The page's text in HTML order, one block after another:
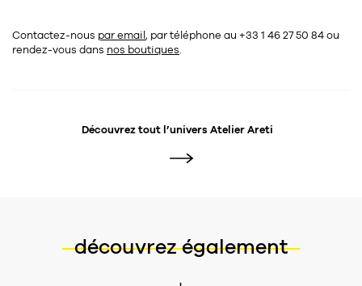
Contactez-nous par email, par téléphone au +33 1 46 27 50 84ou
rendez-vous dans nos boutiques.
Découvrez tout l’univers Atelier Areti
découvrez également